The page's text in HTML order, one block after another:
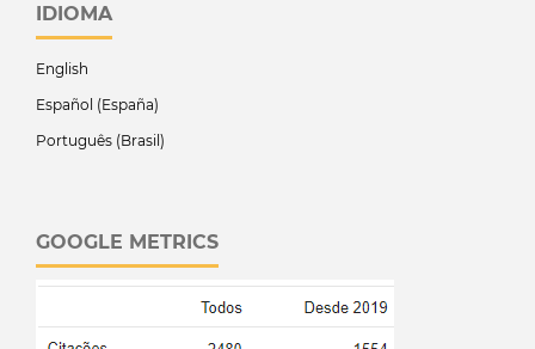
IDIOMA
English
Español (España)
Português (Brasil)
GOOGLE METRICS